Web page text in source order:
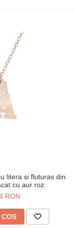
litera si fluturas din
cu aur roz
RON